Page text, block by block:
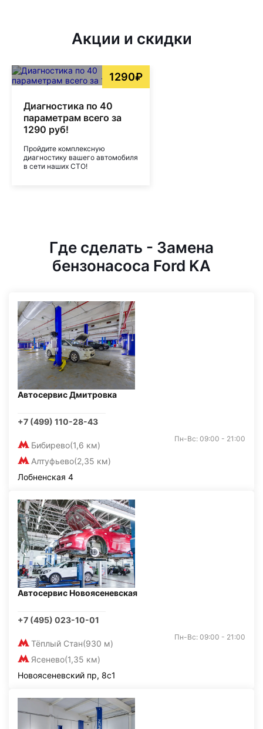
Акции и скидки
1290₽
Диагностика по 40
параметрам всего за
1290 руб!
Пройдите комплексную
диагностику вашего автомобиля
в сети наших СТО!
Где сделать - Замена
бензонасоса Ford KA
Автосервис Дмитровка
+7 (499) 110-28-43
Бибирево(1,6 км)
Алтуфьево(2,35 км)
Пн-Вс: 09:00 - 21:00
Лобненская 4
Автосервис Новоясеневская
+7 (495) 023-10-01
Тёплый Стан(930 м)
Ясенево(1,35 км)
Пн-Вс: 09:00 - 21:00
Новоясеневский пр, 8с1